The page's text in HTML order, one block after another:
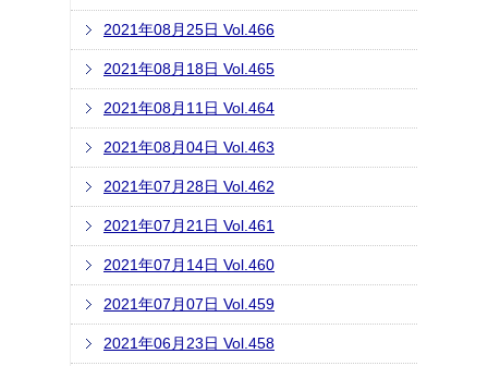
2021年08月25日 Vol.466
2021年08月18日 Vol.465
2021年08月11日 Vol.464
2021年08月04日 Vol.463
2021年07月28日 Vol.462
2021年07月21日 Vol.461
2021年07月14日 Vol.460
2021年07月07日 Vol.459
2021年06月23日 Vol.458